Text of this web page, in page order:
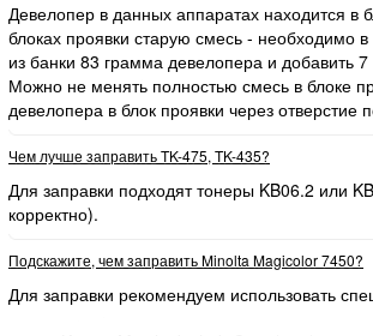
Девелопер в данных аппаратах находится в
блоках проявки старую смесь - необходимо
из банки 83 грамма девелопера и добавить
Можно не менять полностью смесь в блоке
девелопера в блок проявки через отверстие
Чем лучше заправить TK-475, TK-435?
Для заправки подходят тонеры KB06.2 или
корректно).
Подскажите, чем заправить Minolta Magicolor 7450?
Для заправки рекомендуем использовать